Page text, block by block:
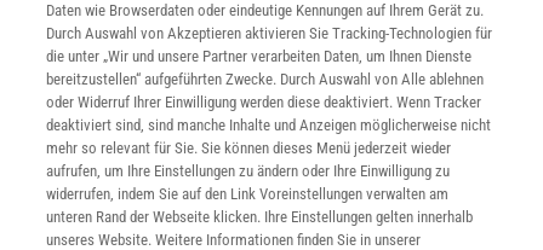
NACH OBEN
Für Sie im Spektrum-Shop und am Kiosk:
Daten wie Browserdaten oder eindeutige Kennungen auf Ihrem Gerät zu.
Durch Auswahl von Akzeptieren aktivieren Sie Tracking-Technologien für
die unter „Wir und unsere Partner verarbeiten Daten, um Ihnen Dienste
bereitzustellen“ aufgeführten Zwecke. Durch Auswahl von Alle ablehnen
oder Widerruf Ihrer Einwilligung werden diese deaktiviert. Wenn Tracker
deaktiviert sind, sind manche Inhalte und Anzeigen möglicherweise nicht
mehr so relevant für Sie. Sie können dieses Menü jederzeit wieder
aufrufen, um Ihre Einstellungen zu ändern oder Ihre Einwilligung zu
widerrufen, indem Sie auf den Link Voreinstellungen verwalten am
unteren Rand der Webseite klicken. Ihre Einstellungen gelten innerhalb
unseres Website. Weitere Informationen finden Sie in unserer